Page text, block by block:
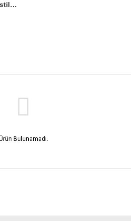
Bulunamadı.